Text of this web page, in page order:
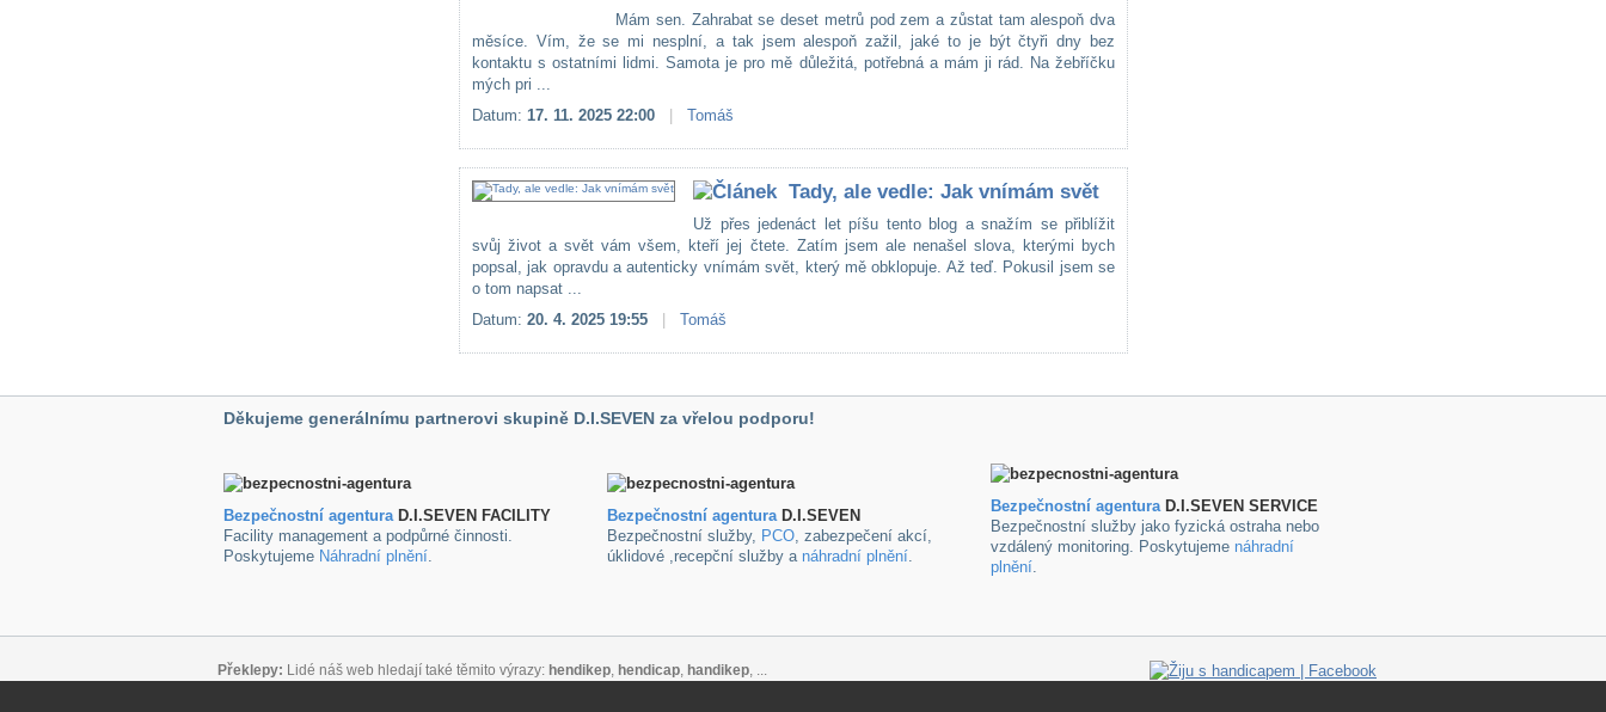
Mám sen. Zahrabat se deset metrů pod zem a zůstat tam alespoň dva
měsíce. Vím, že se mi nesplní, a tak jsem alespoň zažil, jaké to je být čtyři dny bez
kontaktu s ostatními lidmi. Samota je pro mě důležitá, potřebná a mám ji rád. Na žebříčku
mých pri ...
Datum: 17. 11. 2025 22:00 Tomáš
Tady, ale vedle: Jak vnímám svět
Už přes jedenáct let píšu tento blog a snažím se přiblížit
svůj život a svět vám všem, kteří jej čtete. Zatím jsem ale nenašel slova, kterými bych
popsal, jak opravdu a autenticky vnímám svět, který mě obklopuje. Až teď. Pokusil jsem se
o tom napsat ...
Datum: 20. 4. 2025 19:55 Tomáš
Děkujeme generálnímu partnerovi skupině D.I.SEVEN za vřelou podporu!
Bezpečnostní agenturaD.I.SEVEN FACILITY
Facility management a podpůrné činnosti.
Poskytujeme Náhradní plnění.
Bezpečnostní agenturaD.I.SEVEN
Bezpečnostní služby, PCO, zabezpečení akcí,
úklidové ,recepční služby a náhradní plnění.
Bezpečnostní agenturaD.I.SEVEN SERVICE
Bezpečnostní služby jako fyzická ostraha nebo
vzdálený monitoring. Poskytujeme náhradní
plnění.
Překlepy: Lidé náš web hledají také těmito výrazy: hendikep, hendicap, handikep, ...